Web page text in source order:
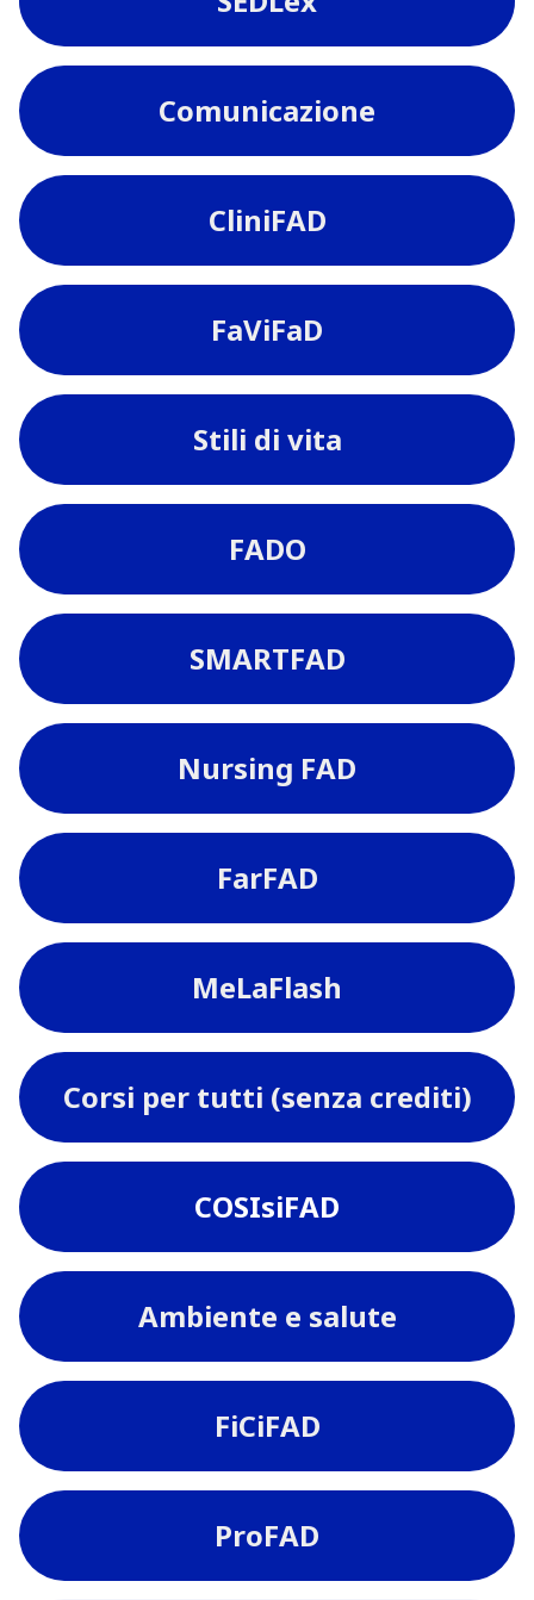
Comunicazione
CliniFAD
FaViFaD
Stili di vita
FADO
SMARTFAD
Nursing FAD
FarFAD
MeLaFlash
Corsi per tutti (senza crediti)
COSIsiFAD
Ambiente e salute
FiCiFAD
ProFAD